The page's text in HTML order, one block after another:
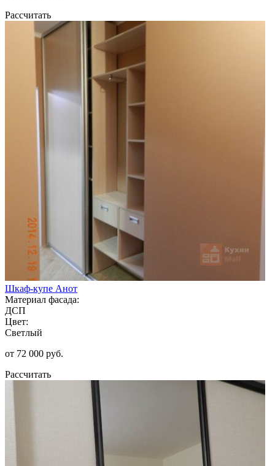
Рассчитать
Шкаф-купе Анот
Материал фасада:
ДСП
Цвет:
Светлый
от 72 000 руб.
Рассчитать